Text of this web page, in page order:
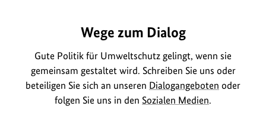
Wege zum Dialog
Gute Politik für Umweltschutz gelingt, wenn sie
gemeinsam gestaltet wird. Schreiben Sie uns oder
beteiligen Sie sich an unseren Dialogangeboten oder
folgen Sie uns in den Sozialen Medien.